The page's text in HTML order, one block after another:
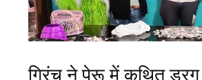
ग्रिंच ने पेरू में कथित ड्रग